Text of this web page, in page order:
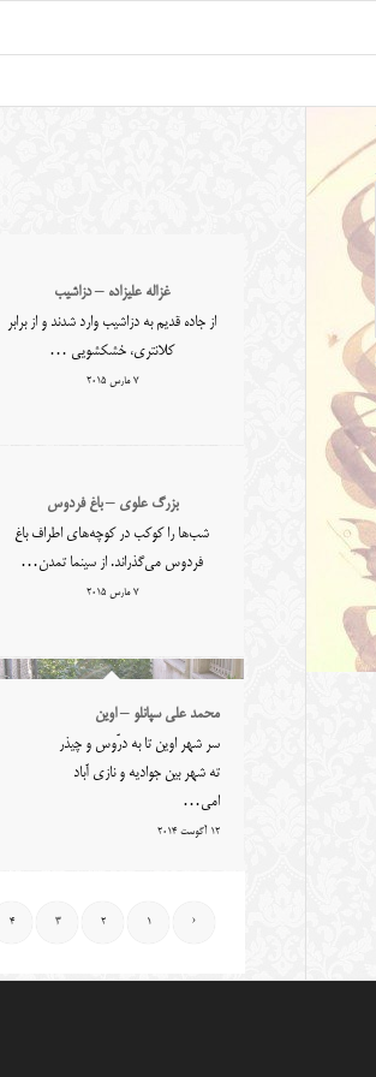
غزاله علیزاده – دزاشیب
از جاده قدیم به دزاشیب وارد شدند و از برابر
کلانتری، خشکشویی …
7 مارس 2015
بزرگ علوی – باغ فردوس
شب‌ها را کوکب در کوچه‌های اطراف باغ
فردوس می‌گذراند. از سینما تمدن…
7 مارس 2015
محمد علی سپانلو – اوین
سر شهر اوین تا به درّوس و چیذر
ته شهر بین جوادیه و نازی آباد
امی…
12 آگوست 2014
‹
1
2
3
4